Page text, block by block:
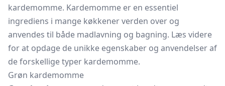
kardemomme. Kardemomme er en essentiel
ingrediens i mange køkkener verden over og
anvendes til både madlavning og bagning. Læs videre
for at opdage de unikke egenskaber og anvendelser af
de forskellige typer kardemomme.
Grøn kardemomme